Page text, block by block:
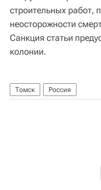
строительных работ,
неосторожности
Санкция статьи
колонии.
Томск Россия